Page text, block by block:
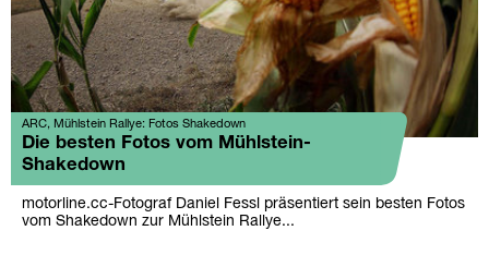
ARC, Mühlstein Rallye: Fotos Shakedown
Die besten Fotos vom Mühlstein-
Shakedown
motorline.cc-Fotograf Daniel Fessl präsentiert sein besten Fotos
vom Shakedown zur Mühlstein Rallye...